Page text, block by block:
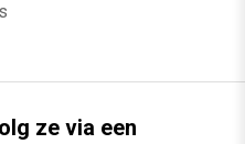
ze via een